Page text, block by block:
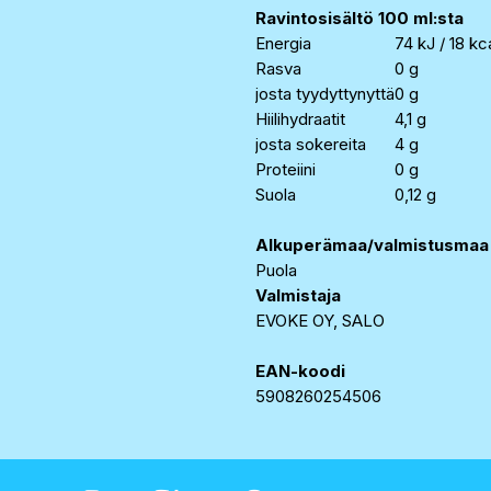
Ravintosisältö 100 ml:sta
Energia
74 kJ / 18
Rasva
0 g
josta tyydyttynyttä0 g
Hiilihydraatit
4,1 g
josta sokereita
4 g
Proteiini
0 g
Suola
0,12 g
Alkuperämaa/valmistusmaa
Puola
Valmistaja
EVOKE OY, SALO
EAN-koodi
5908260254506